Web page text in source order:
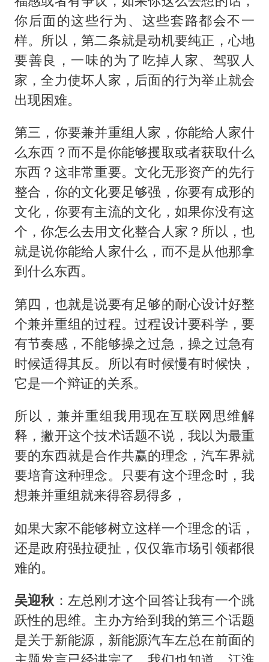
你后面的这些行为、这些套路都会不一
样。所以，第二条就是动机要纯正，心地
要善良，一味的为了吃掉人家、驾驭人
家，全力使坏人家，后面的行为举止就会
出现困难。
第三，你要兼并重组人家，你能给人家什
么东西？而不是你能够攫取或者获取什么
东西？这非常重要。文化无形资产的先行
整合，你的文化要足够强，你要有成形的
文化，你要有主流的文化，如果你没有这
个，你怎么去用文化整合人家？所以，也
就是说你能给人家什么，而不是从他那拿
到什么东西。
第四，也就是说要有足够的耐心设计好整
个兼并重组的过程。过程设计要科学，要
有节奏感，不能够操之过急，操之过急有
时候适得其反。所以有时候慢有时候快，
它是一个辩证的关系。
所以，兼并重组我用现在互联网思维解
释，撇开这个技术话题不说，我以为最重
要的东西就是合作共赢的理念，汽车界就
要培育这种理念。只要有这个理念时，我
想兼并重组就来得容易得多，
如果大家不能够树立这样一个理念的话，
还是政府强拉硬扯，仅仅靠市场引领都很
难的。
吴迎秋 ：左总刚才这个回答让我有一个跳
跃性的思维。主办方给到我的第三个话题
是关于新能源，新能源汽车左总在前面的